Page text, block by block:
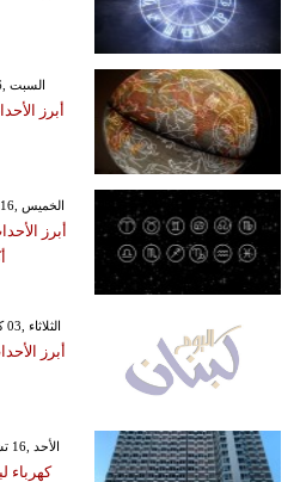
GMT 02:35 2025 السبت ,16 آب / أغسطس
أبرز
GMT 02:26 2025 الخميس ,16 تشرين الأول / أكتوبر
أبرز
GMT 12:52 2019 الثلاثاء ,03 كانون الأول / ديسمبر
أبرز
GMT 16:47 2025 الأحد ,16 تشرين الثاني / نوفمبر
كهرباء